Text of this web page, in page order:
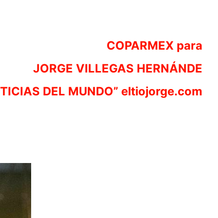
COPARMEX para
JORGE VILLEGAS HERNÁNDE
DEL MUNDO” eltiojorge.com